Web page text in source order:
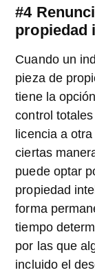
#4
propiedad
Cuando un
pieza de
tiene la
control
licencia a
ciertas
puede optar
propiedad
forma
tiempo
por las que
incluido el